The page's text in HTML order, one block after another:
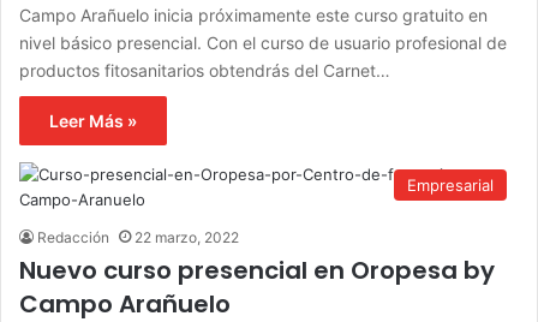
Campo Arañuelo inicia próximamente este curso gratuito en
nivel básico presencial. Con el curso de usuario profesional de
productos fitosanitarios obtendrás del Carnet…
Leer Más »
Empresarial
Redacción 22 marzo, 2022
Nuevo curso presencial en Oropesa by
Campo Arañuelo